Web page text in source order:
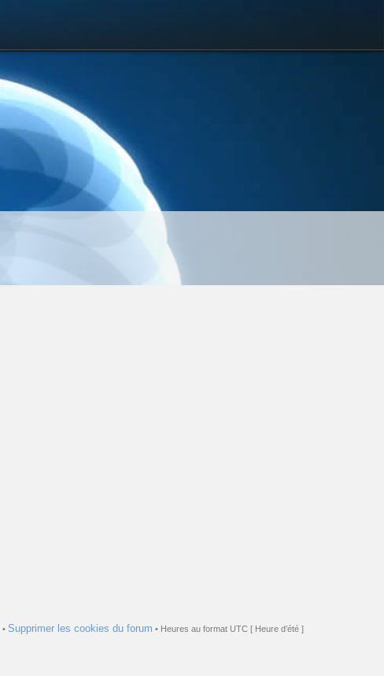
• Supprimer les cookies du forum • Heures au format UTC [ Heure d’été ]